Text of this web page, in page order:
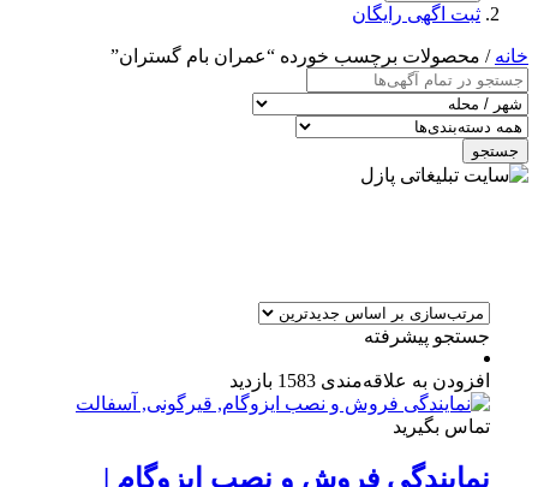
ثبت اگهی رایگان
خانه / محصولات برچسب خورده “عمران بام گستران”
جستجو
جستجو پیشرفته
افزودن به علاقه‌مندی 1583 بازدید
تماس بگیرید
نمایندگی فروش و نصب ایزوگام |